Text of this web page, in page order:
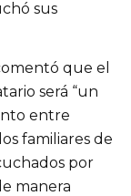
sus
que el
será “un
entre
familiares de
por
manera